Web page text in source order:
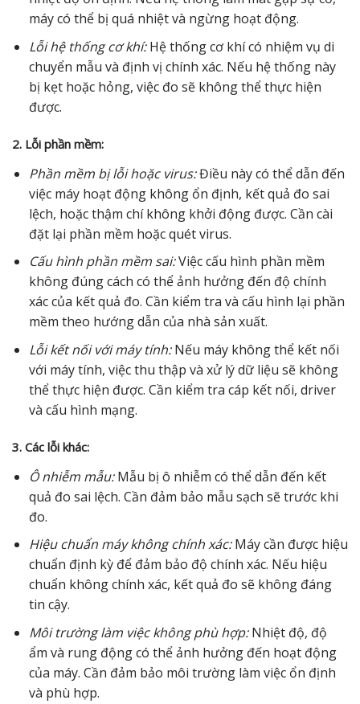
máy có thể bị quá nhiệt và ngừng hoạt động.
Lỗi hệ thống cơ khí:Hệ thống cơ khí có nhiệm vụ di
chuyển mẫu và định vị chính xác. Nếu hệ thống này
bị kẹt hoặc hỏng, việc đo sẽ không thể thực hiện
được.
2. Lỗi phần mềm:
Phần mềm bị lỗi hoặc virus:Điều này có thể dẫn đến
việc máy hoạt động không ổn định, kết quả đo sai
lệch, hoặc thậm chí không khởi động được. Cần cài
đặt lại phần mềm hoặc quét virus.
Cấu hình phần mềm sai:Việc cấu hình phần mềm
không đúng cách có thể ảnh hưởng đến độ chính
xác của kết quả đo. Cần kiểm tra và cấu hình lại phần
mềm theo hướng dẫn của nhà sản xuất.
Lỗi kết nối với máy tính:Nếu máy không thể kết nối
với máy tính, việc thu thập và xử lý dữ liệu sẽ không
thể thực hiện được. Cần kiểm tra cáp kết nối, driver
và cấu hình mạng.
3. Các lỗi khác:
Ô nhiễm mẫu:Mẫu bị ô nhiễm có thể dẫn đến kết
quả đo sai lệch. Cần đảm bảo mẫu sạch sẽ trước khi
đo.
Hiệu chuẩn máy không chính xác:Máy cần được hiệu
chuẩn định kỳ để đảm bảo độ chính xác. Nếu hiệu
chuẩn không chính xác, kết quả đo sẽ không đáng
tin cậy.
Môi trường làm việc không phù hợp:Nhiệt độ, độ
ẩm và rung động có thể ảnh hưởng đến hoạt động
của máy. Cần đảm bảo môi trường làm việc ổn định
và phù hợp.